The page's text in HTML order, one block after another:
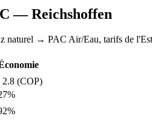
—Reichshoffen
naturel → PAC Air/Eau, tarifs de l'Est
2.8 (COP)
%
%